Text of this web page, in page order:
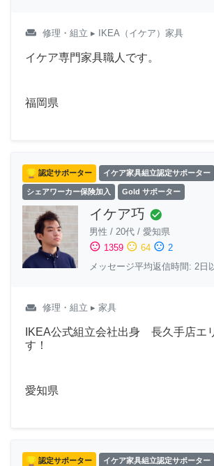
weekend 修理・組立 ▸ IKEA（イケア）家具
イケア専門家具職人です。
福岡県
認定サポーター イケア家具組立認定サポーター
シェアワーカー保険加入 Gold サポーター
イケア巧 check_circle
男性 / 20代 / 愛知県
sentiment_satisfied 1359 sentiment_neutral 64 sentiment_dissatisfied 2
メッセージ平均返信時間: 2日
weekend 修理・組立 ▸ 家具
IKEA公式組立会社出身 長久手店エ
す！
愛知県
認定サポーター イケア家具組立認定サポーター